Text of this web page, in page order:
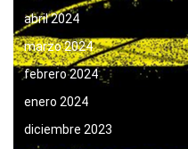
abril 2024
marzo 2024
febrero 2024
enero 2024
diciembre 2023